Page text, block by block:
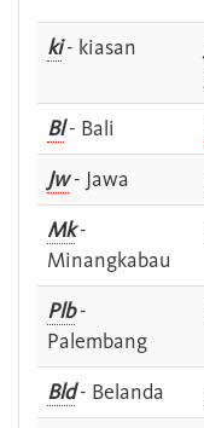
ki- kiasan
Bl- Bali
Jw- Jawa
Mk-
Minangkabau
Plb-
Palembang
Bld- Belanda